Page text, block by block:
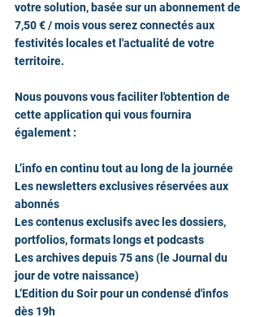
votre solution, basée sur un abonnement de
7,50 € / mois vous serez connectés aux
festivités locales et l'actualité de votre
territoire.
Nous pouvons vous faciliter l'obtention de
cette application qui vous fournira
également :
L’info en continu tout au long de la journée
Les newsletters exclusives réservées aux
abonnés
Les contenus exclusifs avec les dossiers,
portfolios, formats longs et podcasts
Les archives depuis 75 ans (le Journal du
jour de votre naissance)
L’Edition du Soir pour un condensé d'infos
dès 19h